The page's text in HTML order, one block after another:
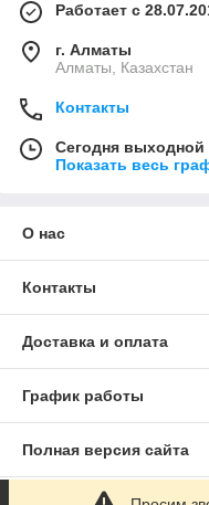
Работает с
г. Алматы
Алматы, Казахстан
Контакты
Сегодня выходной
Показать весь
О нас
Контакты
Доставка и оплата
График работы
Полная версия сайта